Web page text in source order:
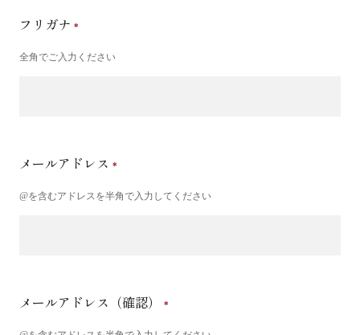
フリガナ
全角でご入力ください
メールアドレス
@を含むアドレスを半角で入力してください
メールアドレス（確認）